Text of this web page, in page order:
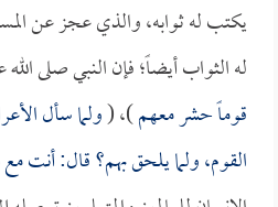
يكتب له ثوابه، والذي عجز عن
له الثواب أيضاً؛ فإن النبي صلى
قوماً حشر معهم)، (ولما سأل
القوم، ولما يلحق بهم؟ قال: أنت